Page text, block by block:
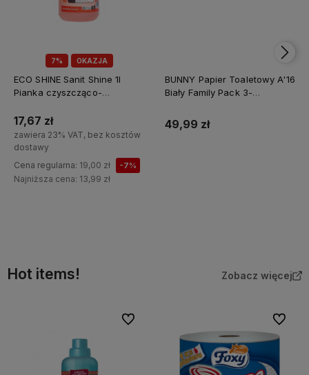
7% OKAZJA
ECO SHINE Sanit Shine 1l
Pianka czyszcząco-
łazienek, toalet, sanitariatów
oraz fug /12/
17,67 zł
zawiera 23% VAT, bez kosztów
dostawy
Cena regularna: 19,00 zł -7%
Najniższa cena: 13,99 zł
BUNNY Papier Toaletowy A'16
Biały Family Pack 3-
rolek dla całej rodziny
49,99 zł
Hot items! Zobacz więcej
Do ulubionych Do